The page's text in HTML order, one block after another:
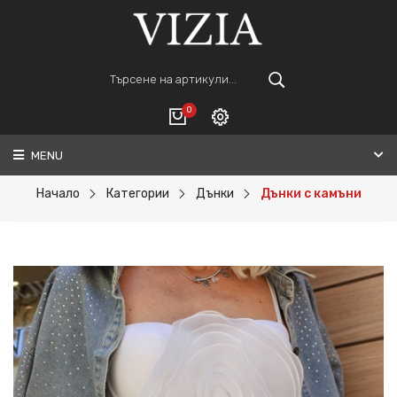
0
ВАШАТА КОЛИЧКА Е ПРАЗНА.
ПОРЪЧАЙ
Регистрация
MENU
Начало Категории Дънки Дънки с камъни